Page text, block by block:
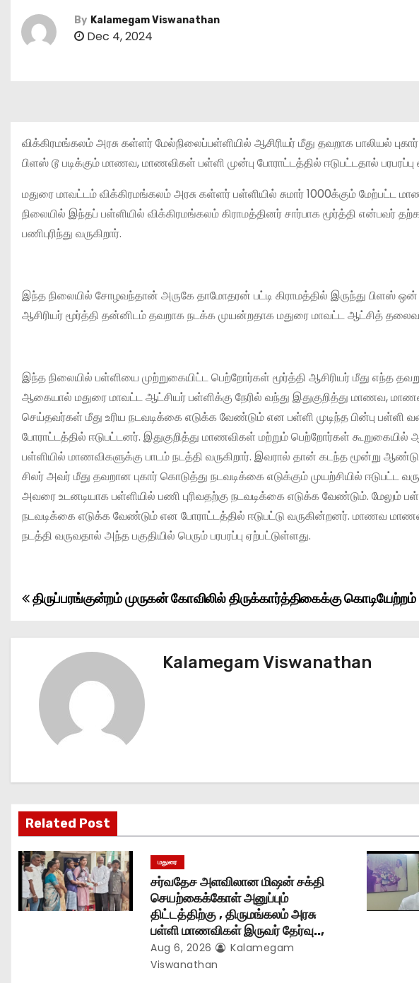
By Kalamegam Viswanathan
Dec 4, 2024
விக்கிரமங்கலம் அரசு கள்ளர் மேல்நிலைப்பள்ளியில் ஆசிரியர் மீது தவறாக பாலியல்
பிளஸ் டூ படிக்கும் மாணவ, மாணவிகள் பள்ளி முன்பு போராட்டத்தில் ஈடுபட்டதால் பரபரப்பு
மதுரை மாவட்டம் விக்கிரமங்கலம் அரசு கள்ளர் பள்ளியில் சுமார் 1000க்கும்
நிலையில் இந்தப் பள்ளியில் விக்கிரமங்கலம் கிராமத்தினர் சார்பாக மூர்த்தி என்பவர்
பணிபுரிந்து வருகிறார்.
இந்த நிலையில் சோழவந்தான் அருகே தாமோதரன் பட்டி கிராமத்தில் இருந்து பிளஸ்
ஆசிரியர் மூர்த்தி தன்னிடம் தவறாக நடக்க முயன்றதாக மதுரை மாவட்ட ஆட்சித்
இந்த நிலையில் பள்ளியை முற்றுகையிட்ட பெற்றோர்கள் மூர்த்தி ஆசிரியர் மீது எந்த
ஆகையால் மதுரை மாவட்ட ஆட்சியர் பள்ளிக்கு நேரில் வந்து இதுகுறித்து மாணவ,
செய்தவர்கள் மீது உரிய நடவடிக்கை எடுக்க வேண்டும் என பள்ளி முடிந்த பின்பு பள்ளி
போராட்டத்தில் ஈடுபட்டனர். இதுகுறித்து மாணவிகள் மற்றும் பெற்றோர்கள்
பள்ளியில் மாணவிகளுக்கு பாடம் நடத்தி வருகிறார். இவரால் தான் கடந்த மூன்று
சிலர் அவர் மீது தவறான புகார் கொடுத்து நடவடிக்கை எடுக்கும் முயற்சியில் ஈடுபட்ட
அவரை உடனடியாக பள்ளியில் பணி புரிவதற்கு நடவடிக்கை எடுக்க வேண்டும். மேலும்
நடவடிக்கை எடுக்க வேண்டும் என போராட்டத்தில் ஈடுபட்டு வருகின்றனர். மாணவ
நடத்தி வருவதால் அந்த பகுதியில் பெரும் பரபரப்பு ஏற்பட்டுள்ளது.
P
o
v
i
g
a
t
திருப்பரங்குன்றம் முருகன் கோவிலில் திருக்கார்த்திகைக்கு கொடியேற்றம்
Kalamegam Viswanathan
Related Post
மதுரை
சர்வதேச அளவிலான மிஷன் சக்தி
செயற்கைக்கோள் அனுப்பும்
திட்டத்திற்கு , திருமங்கலம் அரசு
பள்ளி மாணவிகள் இருவர் தேர்வு..,
Aug 6, 2026
Kalamegam
Viswanathan